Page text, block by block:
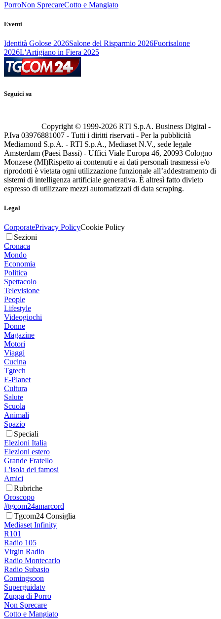
PorroNon SprecareCotto e Mangiato
Eventi
Identità Golose 2026Salone del Risparmio 2026Fuorisalone
2026L'Artigiano in Fiera 2025
Seguici su
Copyright © 1999-2026 RTI S.p.A. Business Digital -
P.Iva 03976881007 - Tutti i diritti riservati - Per la pubblicità
Mediamond S.p.A. - RTI S.p.A., Mediaset N.V., sede legale
Amsterdam (Paesi Bassi) - Uffici Viale Europa 46, 20093 Cologno
Monzese (MI)Rispetto ai contenuti e ai dati personali trasmessi e/o
riprodotti è vietata ogni utilizzazione funzionale all’addestramento di
sistemi di intelligenza artificiale generativa. È altresì fatto divieto
espresso di utilizzare mezzi automatizzati di data scraping.
Legal
CorporatePrivacy PolicyCookie Policy
Sezioni
Cronaca
Mondo
Economia
Politica
Spettacolo
Televisione
People
Lifestyle
Videogiochi
Donne
Magazine
Motori
Viaggi
Cucina
Tgtech
E-Planet
Cultura
Salute
Scuola
Animali
Spazio
Speciali
Elezioni Italia
Elezioni estero
Grande Fratello
L'isola dei famosi
Amici
Rubriche
Oroscopo
#tgcom24amarcord
Tgcom24 Consiglia
Mediaset Infinity
R101
Radio 105
Virgin Radio
Radio Montecarlo
Radio Subasio
Comingsoon
Superguidatv
Zuppa di Porro
Non Sprecare
Cotto e Mangiato